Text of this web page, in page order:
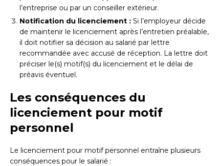
l’entreprise ou par un conseiller extérieur.
Notification du licenciement : Si l’employeur décide
de maintenir le licenciement après l’entretien préalable,
il doit notifier sa décision au salarié par lettre
recommandée avec accusé de réception. La lettre doit
préciser le(s) motif(s) du licenciement et le délai de
préavis éventuel.
Les conséquences du
licenciement pour motif
personnel
Le licenciement pour motif personnel entraîne plusieurs
conséquences pour le salarié :